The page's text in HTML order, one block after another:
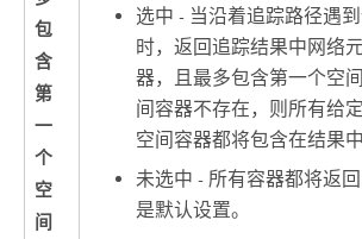
包
含
第
一
个
空
间
选中 - 当沿着追踪路径遇
时，返回追踪结果中网络
器，且最多包含第一个空
间容器不存在，则所有给
空间容器都将包含在结果中
未选中 - 所有容器都将返
是默认设置。